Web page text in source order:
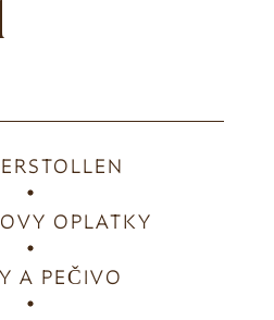
OPLATKY
A PEČIVO